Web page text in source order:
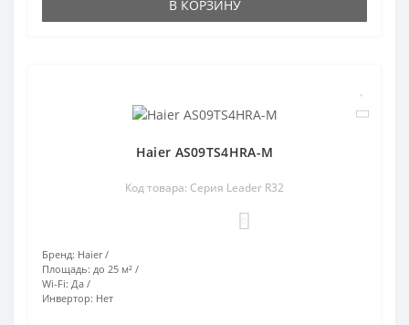
В КОРЗИНУ
Haier AS09TS4HRA-M
Код товара: Серия Leader R32
Бренд: Haier
Площадь: до 25 м²
Wi-Fi: Да
Инвертор: Нет